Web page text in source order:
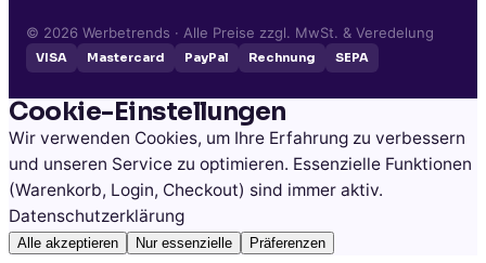
© 2026 Werbetrends · Alle Preise zzgl. MwSt. & Veredelung
VISA Mastercard PayPal Rechnung SEPA
Cookie-Einstellungen
Wir verwenden Cookies, um Ihre Erfahrung zu verbessern
und unseren Service zu optimieren. Essenzielle Funktionen
(Warenkorb, Login, Checkout) sind immer aktiv.
Datenschutzerklärung
Alle akzeptieren Nur essenzielle Präferenzen